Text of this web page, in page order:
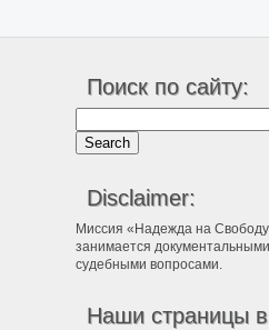
Поиск по сайту:
Disclaimer:
Миссия «Надежда на
занимается
судебными вопросами.
Наши страницы в